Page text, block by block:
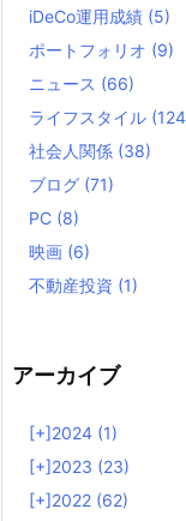
iDeCo運用成績 (5)
ポートフォリオ (9)
ニュース (66)
ライフスタイル
社会人関係 (38)
ブログ (71)
PC (8)
映画 (6)
不動産投資 (1)
アーカイブ
[+]2024 (1)
[+]2023 (23)
[+]2022 (62)